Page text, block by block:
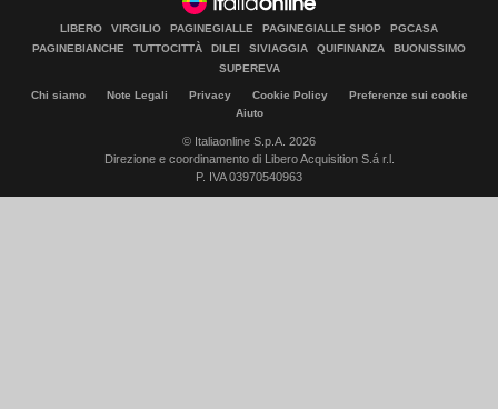
LIBERO VIRGILIO PAGINEGIALLE PAGINEGIALLE SHOP
PGCASA
PAGINEBIANCHE
TUTTOCITTÀ DILEI SIVIAGGIA QUIFINANZA
BUONISSIMO
SUPEREVA
Chi siamo Note Legali Privacy Cookie Policy
Preferenze sui cookie
Aiuto
© Italiaonline S.p.A. 2026
Direzione e coordinamento di Libero Acquisition S.á r.l.
P. IVA 03970540963